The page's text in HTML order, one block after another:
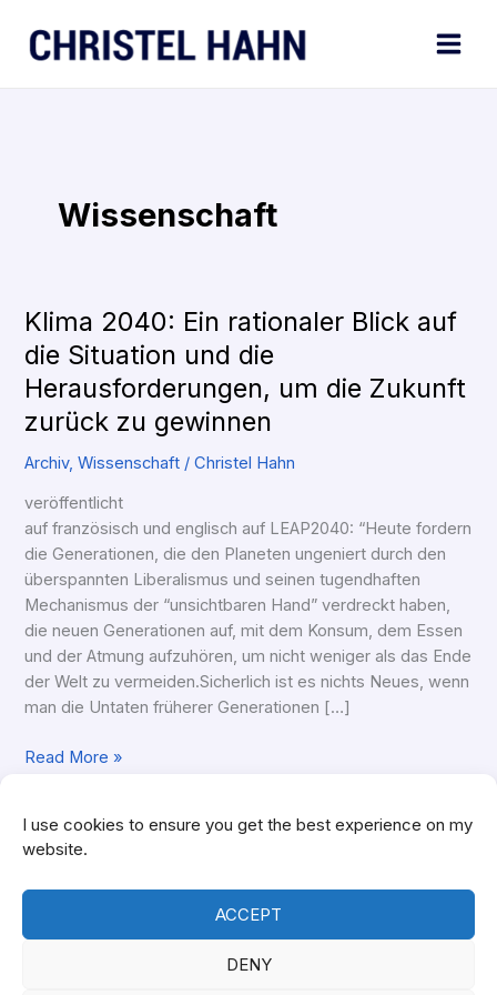
I use cookies to ensure you get the best experience on my
website.
ACCEPT
DENY
content
Wissenschaft
Klima 2040: Ein rationaler Blick auf
die Situation und die
Herausforderungen, um die Zukunft
zurück zu gewinnen
Archiv,Wissenschaft /Christel Hahn
veröffentlicht
auf französisch und englisch auf LEAP2040: “Heute fordern
die Generationen, die den Planeten ungeniert durch den
überspannten Liberalismus und seinen tugendhaften
Mechanismus der “unsichtbaren Hand” verdreckt haben,
die neuen Generationen auf, mit dem Konsum, dem Essen
und der Atmung aufzuhören, um nicht weniger als das Ende
der Welt zu vermeiden.Sicherlich ist es nichts Neues, wenn
man die Untaten früherer Generationen […]
Klima
2040:
Ein
rationaler
Blick
die
Situation
und
die
Herausforderungen,
um
die
Zukunft
zurück
zu
Read More »
Christel Hahn| Developed by
Datenschutz